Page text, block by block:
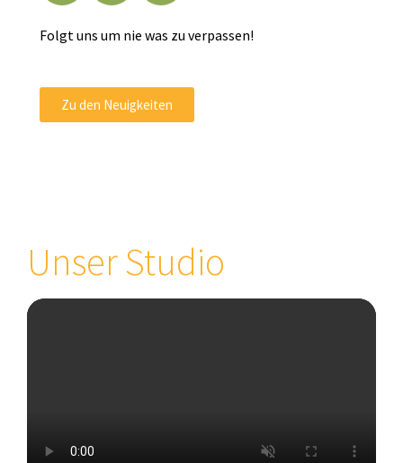
Folgt uns um nie was zu verpassen!
Zu den Neuigkeiten
Unser Studio